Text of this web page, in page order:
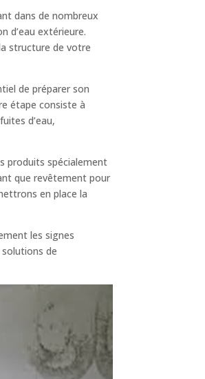
dans de nombreux
d’eau extérieure.
structure de votre
de préparer son
étape consiste à
d’eau,
produits spécialement
que revêtement pour
en place la
les signes
de